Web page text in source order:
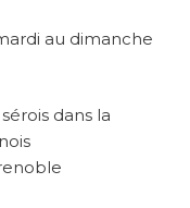
au dimanche
dans la